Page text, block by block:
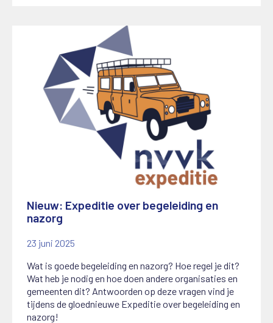
Nieuw: Expeditie over begeleiding en
nazorg
23 juni 2025
Wat is goede begeleiding en nazorg? Hoe regel je dit?
Wat heb je nodig en hoe doen andere organisaties en
gemeenten dit? Antwoorden op deze vragen vind je
tijdens de gloednieuwe Expeditie over begeleiding en
nazorg!